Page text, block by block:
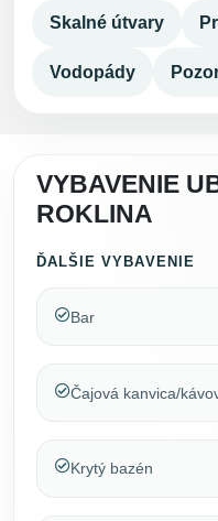
Skalné útvary
Vodopády
VYBAVENIE
ROKLINA
ĎALŠIE VYBAVENIE
Bar
Čajová kanvica/
Krytý bazén